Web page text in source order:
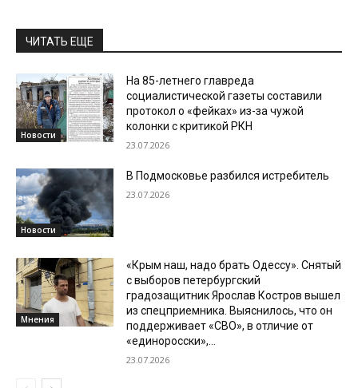
ЧИТАТЬ ЕЩЕ
Новости
На 85-летнего главреда
социалистической газеты составили
протокол о «фейках» из-за чужой
колонки с критикой РКН
23.07.2026
Новости
В Подмосковье разбился истребитель
23.07.2026
Мнения
«Крым наш, надо брать Одессу». Снятый
с выборов петербургский
градозащитник Ярослав Костров вышел
из спецприемника. Выяснилось, что он
поддерживает «СВО», в отличие от
«единоросски»,...
23.07.2026